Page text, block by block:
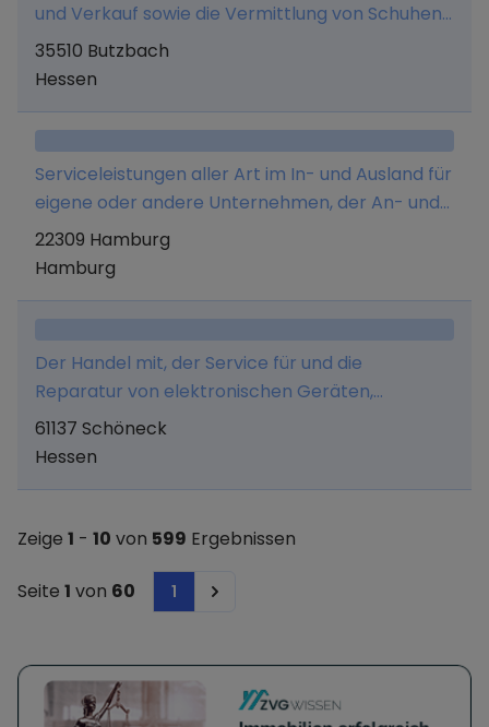
und Verkauf sowie die Vermittlung von Schuhen,
Textilien und Accessoires aller Art.
35510 Butzbach
Hessen
Serviceleistungen aller Art im In- und Ausland für
eigene oder andere Unternehmen, der An- und
Verkauf von Waren aller Art, insbesondere von
Bürobedarf und Möbeln, sowie die Vermittlung
22309 Hamburg
Hamburg
Der Handel mit, der Service für und die
Reparatur von elektronischen Geräten,
insbesondere von EDV-Hardware sowie allem
dazugehörigem Zubehör. Es wird u.a. ein
61137 Schöneck
Hessen
Zeige 1 - 10 von 599 Ergebnissen
Seite 1 von 60 1 Next